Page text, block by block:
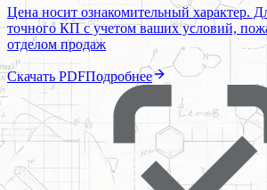
Цена носит ознакомительный характер.
точного КП с учетом ваших условий,
отделом продаж
Скачать PDFПодробнее